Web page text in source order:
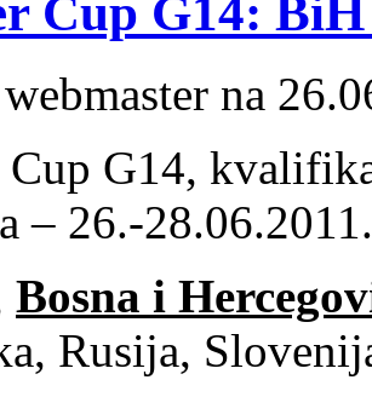
Cup G14:
na
Cup G14,
– 26.-28.06.2011.
Bosna i
Rusija,